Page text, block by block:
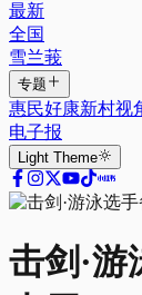
最新
全国
雪兰莪
专题
惠民好康新村视
电子报
Light Theme
击剑·